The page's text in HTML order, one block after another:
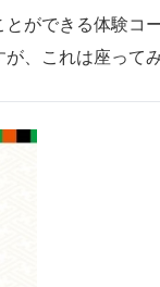
ができる体験コ
、これは座って